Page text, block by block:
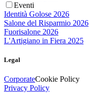
Eventi
Identità Golose 2026
Salone del Risparmio 2026
Fuorisalone 2026
L'Artigiano in Fiera 2025
Legal
CorporateCookie Policy
Privacy Policy